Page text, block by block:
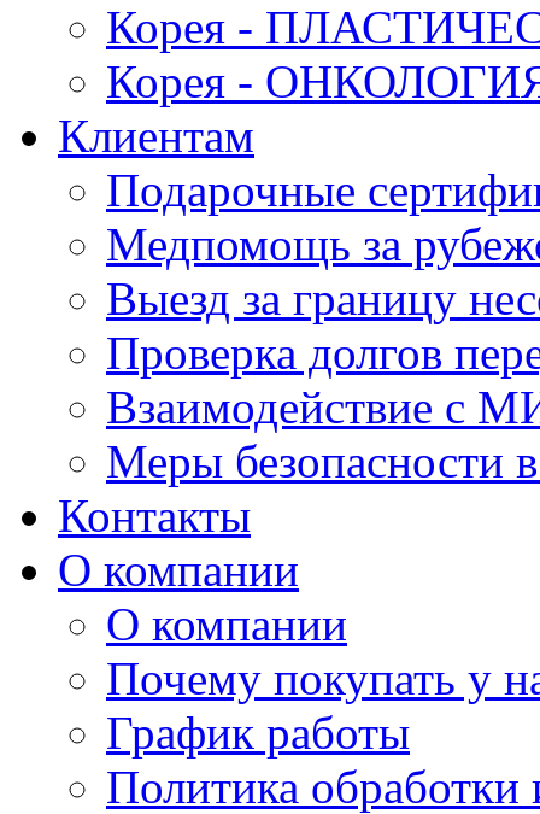
Корея -
Корея -
Клиентам
Подарочные
Медпомощь за
Выезд за границу
Проверка долгов
Взаимодействие с
Меры безопасности
Контакты
О компании
О компании
Почему покупать у
График работы
Политика